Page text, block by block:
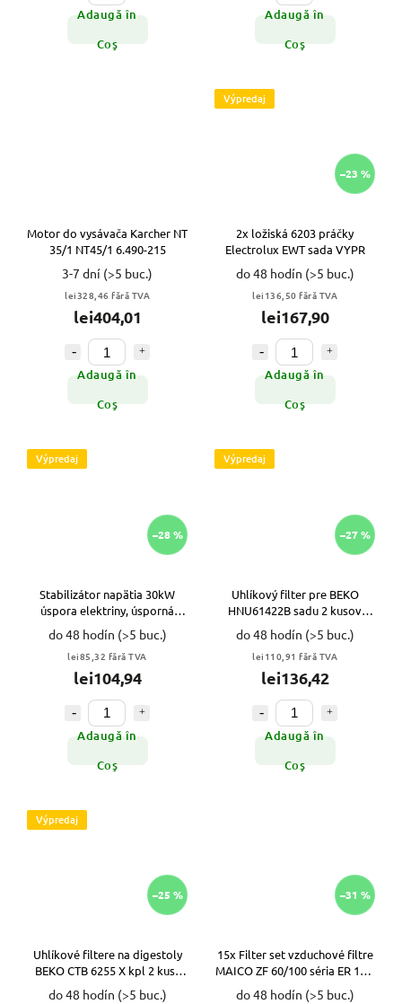
Adaugă în
Coş
Adaugă în
Coş
Motor do vysávača Karcher NT
35/1 NT45/1 6.490-215
3-7 dní (>5 buc.)
lei328,46 fără TVA
lei404,01
Adaugă în
Coş
Výpredaj
–23 %
2x ložiská 6203 práčky
Electrolux EWT sada VYPR
do 48 hodín (>5 buc.)
lei136,50 fără TVA
lei167,90
Adaugă în
Coş
Výpredaj
–28 %
Stabilizátor napätia 30kW
úspora elektriny, úsporná
skrinka VYPR
do 48 hodín (>5 buc.)
lei85,32 fără TVA
lei104,94
Adaugă în
Coş
Výpredaj
–27 %
Uhlíkový filter pre BEKO
HNU61422B sadu 2 kusov
VYPR
do 48 hodín (>5 buc.)
lei110,91 fără TVA
lei136,42
Adaugă în
Coş
Výpredaj
–25 %
Uhlíkové filtere na digestoly
BEKO CTB 6255 X kpl 2 kusy
VYPR
do 48 hodín (>5 buc.)
–31 %
15x Filter set vzduchové filtre
MAICO ZF 60/100 séria ER 13,5
x 13,5 cm VYPR
do 48 hodín (>5 buc.)